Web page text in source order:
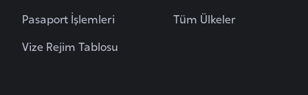
Pasaport İşlemleri
Vize Rejim Tablosu
Tüm Ülkeler
Ç
e